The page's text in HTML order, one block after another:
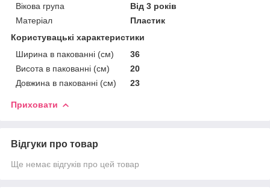
Вікова група
Від 3 років
Матеріал
Пластик
Користувацькі характеристики
Ширина в пакованні (см)
36
Висота в пакованні (см)
20
Довжина в пакованні (см)
23
Приховати
Відгуки про товар
Ще немає відгуків про цей товар